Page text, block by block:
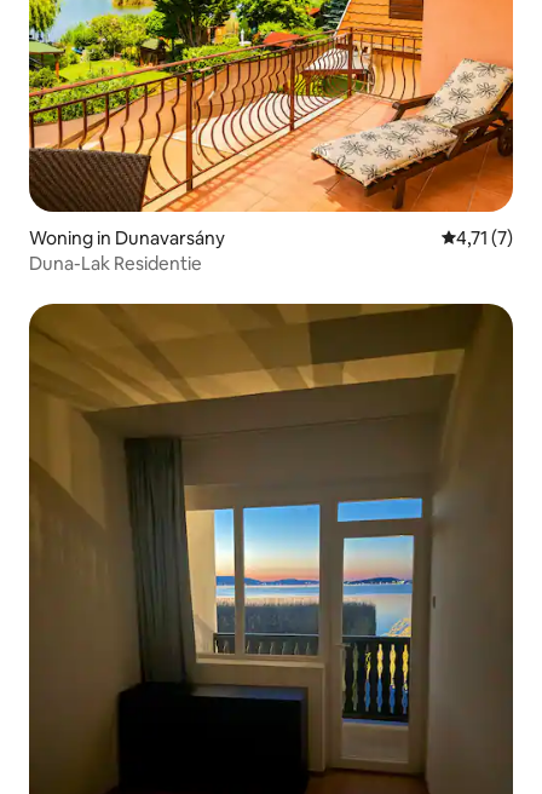
Woning in Dunavarsány
4,71 (7)
Duna-Lak Residentie